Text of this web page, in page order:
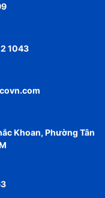
1043
Khoan, Phường Tân